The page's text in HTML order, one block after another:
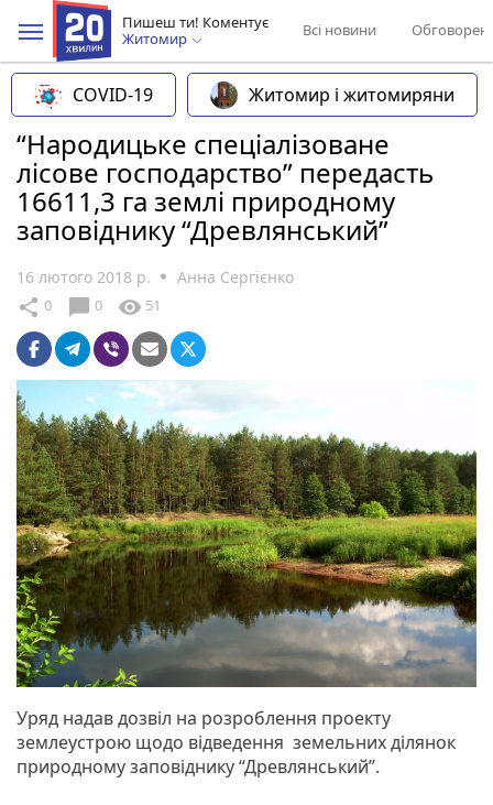
Пишеш ти! Коментує
Житомир
Всі новини
COVID-19 Житомир і житомиряни
“Народицьке спеціалізоване
лісове господарство” передасть
16611,3 га землі природному
заповіднику “Древлянський”
16 лютого 2018 р. Анна Сергієнко
share 0 chat_bubble 0 visibility 51
Уряд надав дозвіл на розроблення проекту
землеустрою щодо відведення земельних ділянок
природному заповіднику “Древлянський”.